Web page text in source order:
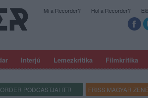
Interjú Lemezkritika Filmkritika
Mi a Recorder? Hol a Recorder?
PODCASTJAI ITT!
FRISS MAGYAR